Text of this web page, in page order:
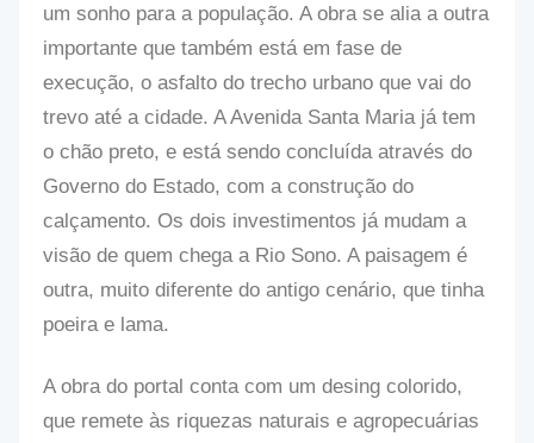
um sonho para a população. A obra se alia a outra
importante que também está em fase de
execução, o asfalto do trecho urbano que vai do
trevo até a cidade. A Avenida Santa Maria já tem
o chão preto, e está sendo concluída através do
Governo do Estado, com a construção do
calçamento. Os dois investimentos já mudam a
visão de quem chega a Rio Sono. A paisagem é
outra, muito diferente do antigo cenário, que tinha
poeira e lama.
A obra do portal conta com um desing colorido,
que remete às riquezas naturais e agropecuárias